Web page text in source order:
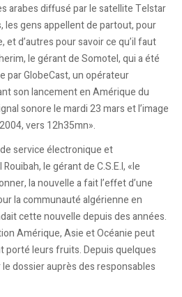
arabes diffusé par le satellite Telstar
les gens appellent de partout, pour
et d’autres pour savoir ce qu’il faut
le gérant de Somotel, qui a été
par GlobeCast, un opérateur
son lancement en Amérique du
sonore le mardi 23 mars et l’image
vers 12h35mn».
service électronique et
le gérant de C.S.E.I, «le
la nouvelle a fait l’effet d’une
la communauté algérienne en
cette nouvelle depuis des années.
Amérique, Asie et Océanie peut
porté leurs fruits. Depuis quelques
le dossier auprès des responsables